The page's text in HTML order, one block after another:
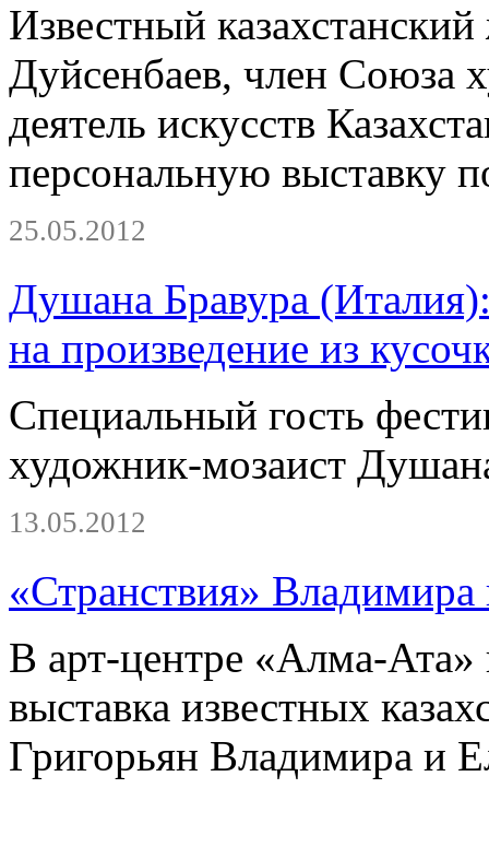
Известный
Дуйсенбаев, член Союза
деятель искусств
персональную выставку
25.05.2012
Душана Бравура
на произведение из
Специальный гость
художник-мозаист
13.05.2012
«Странствия»
В арт-центре «Алма-Ата»
выставка известных
Григорьян Владимира и